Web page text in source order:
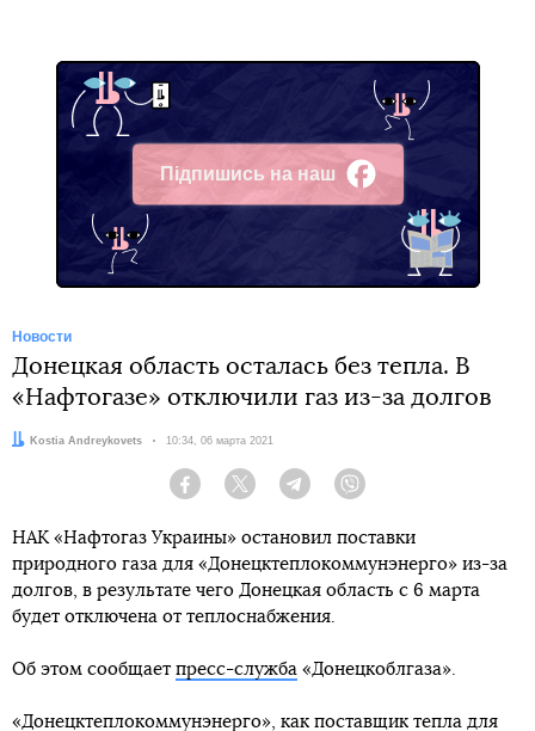
Підпишись на наш
Facebook
Новости
Донецкая область осталась без тепла. В
«Нафтогазе» отключили газ из-за долгов
Автор:Kostia Andreykovets Дата:
10:34, 06 марта 2021
Facebook Twitter Telegram
НАК «Нафтогаз Украины» остановил поставки
природного газа для «Донецктеплокоммунэнерго» из-за
долгов, в результате чего Донецкая область с 6 марта
будет отключена от теплоснабжения.
Об этом сообщает пресс-служба «Донецкоблгаза».
«Донецктеплокоммунэнерго», как поставщик тепла для